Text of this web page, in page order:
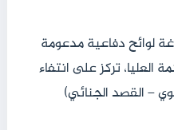
لوائح دفاعية مدعومة
العليا، تركز على انتفاء
– القصد الجنائي)